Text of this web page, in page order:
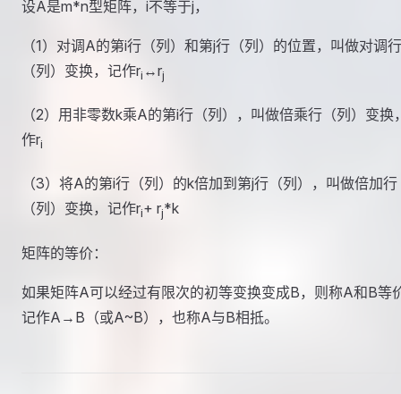
设A是m*n型矩阵，i不等于j，
（1）对调A的第i行（列）和第j行（列）的位置，叫做对调行
（列）变换，记作ri ↔rj
（2）用非零数k乘A的第i行（列），叫做倍乘行（列）变换
作ri
（3）将A的第i行（列）的k倍加到第j行（列），叫做倍加行
（列）变换，记作ri+ rj*k
矩阵的等价：
如果矩阵A可以经过有限次的初等变换变成B，则称A和B等
记作A→B（或A~B），也称A与B相抵。